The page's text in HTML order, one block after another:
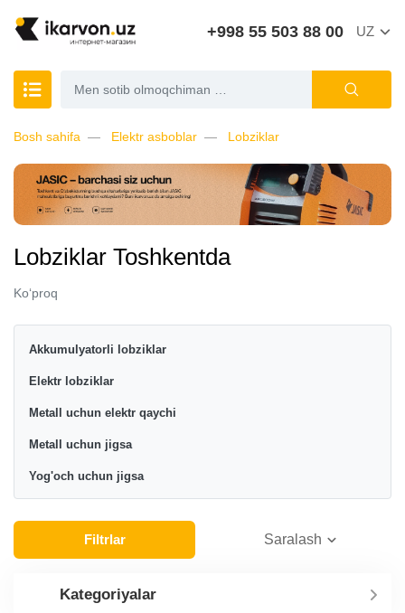
+998 55 503 88 00 UZ
Bosh sahifa Elektr asboblar Lobziklar
Lobziklar Toshkentda
Ko‘proq
Akkumulyatorli lobziklar
Elektr lobziklar
Metall uchun elektr qaychi
Metall uchun jigsa
Yog'och uchun jigsa
Filtrlar Saralash
Kategoriyalar